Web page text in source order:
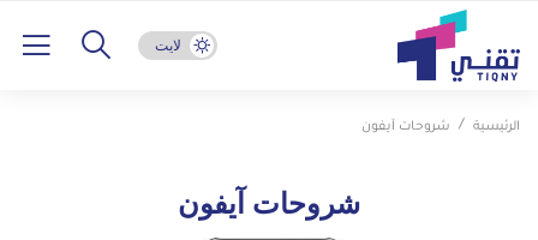
لايت
الرئيسية شروحات آيفون
شروحات آيفون